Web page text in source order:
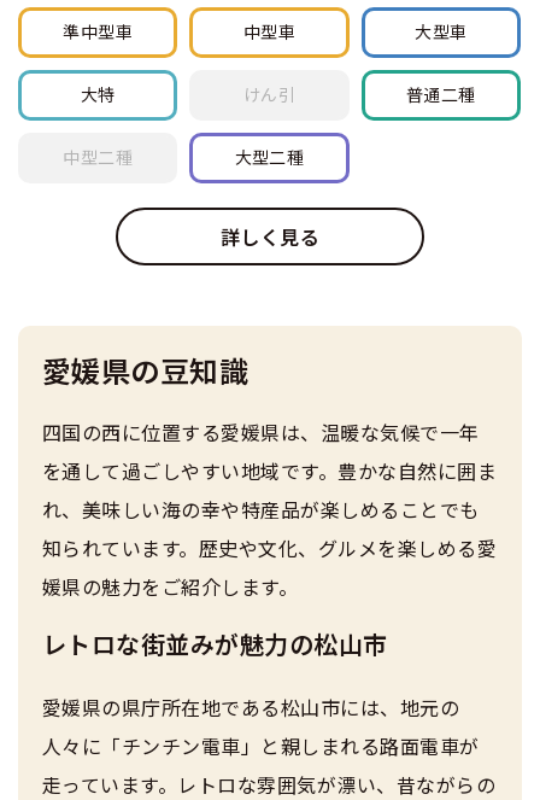
準中型車 中型車 大型車
大特 けん引 普通二種
中型二種 大型二種
詳しく見る
愛媛県の豆知識
四国の西に位置する愛媛県は、温暖な気候で一年
を通して過ごしやすい地域です。豊かな自然に囲ま
れ、美味しい海の幸や特産品が楽しめることでも
知られています。歴史や文化、グルメを楽しめる愛
媛県の魅力をご紹介します。
レトロな街並みが魅力の松山市
愛媛県の県庁所在地である松山市には、地元の
人々に「チンチン電車」と親しまれる路面電車が
走っています。レトロな雰囲気が漂い、昔ながらの